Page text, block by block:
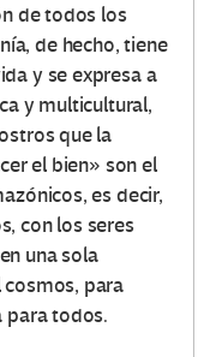
de todos los
de hecho, tiene
y se expresa a
y multicultural,
que la
el bien» son el
es decir,
con los seres
una sola
para
para todos.